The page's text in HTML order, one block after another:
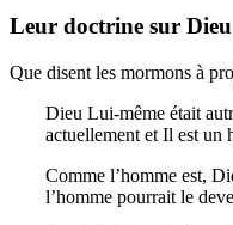
Leur doctrine sur Dieu
Que disent les mormons à
Dieu Lui-même était
actuellement et Il est un
Comme l’homme est,
l’homme pourrait le